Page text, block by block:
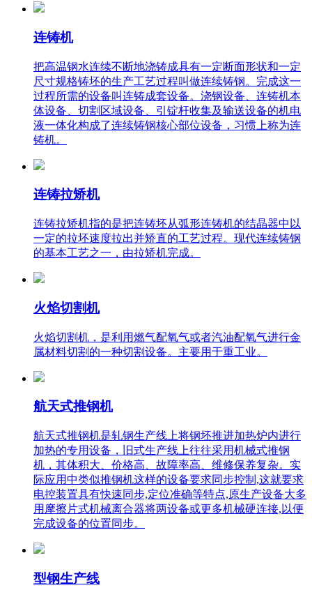
连铸机
把高温钢水连续不断地浇铸成具有一定断面形状和一定
尺寸规格铸坯的生产工艺过程叫做连续铸钢。完成这一
过程所需的设备叫连铸成套设备。浇钢设备、连铸机本
体设备、切割区域设备、引锭杆收集及输送设备的机电
液一体化构成了连续铸钢核心部位设备，习惯上称为连
铸机。
连铸拉矫机
连铸拉矫机指的是把连铸坯从弧形连铸机的结晶器中以
一定的拉坯速度拉出并矫直的工艺过程。现代连续铸钢
的基本工艺之一，由拉矫机完成。
火焰切割机
火焰切割机，是利用燃气配氧气或者汽油配氧气进行金
属材料切割的一种切割设备。主要用于重工业。
航天式推钢机
航天式推钢机是轧钢生产线上将钢坯推进加热炉内进行
加热的专用设备，旧式生产线上往往采用机械式推钢
机，其体积大、价格高、故障率高、维修保养复杂。实
际应用中类似推钢机这样的设备要求同步控制,这就要求
电控装置具有快速同步,定位准确等特点,原生产设备大多
用摩擦片式机械离合器将两设备或更多机械硬连接,以便
完成设备的位置同步。
型钢生产线